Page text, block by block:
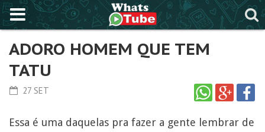
ADORO HOMEM QUE TEM
TATU
27 SET
Essa é uma daquelas pra fazer a gente lembrar de